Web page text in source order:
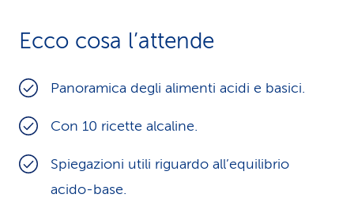
n
t
i
i
Ecco cosa l’attende
Panoramica degli alimenti acidi e basici.
Con 10 ricette alcaline.
Spiegazioni utili riguardo all’equilibrio
acido-base.